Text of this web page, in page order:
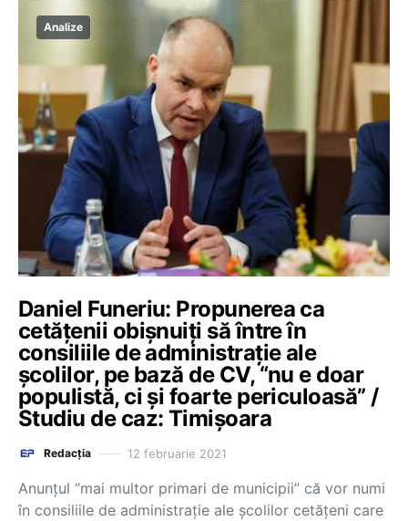
Analize
Daniel Funeriu: Propunerea ca
cetățenii obișnuiți să între în
consiliile de administrație ale
școlilor, pe bază de CV, “nu e doar
populistă, ci și foarte periculoasă” /
Studiu de caz: Timișoara
Redacția 12 februarie 2021
Anunțul “mai multor primari de municipii” că vor numi
în consiliile de administrație ale școlilor cetățeni care